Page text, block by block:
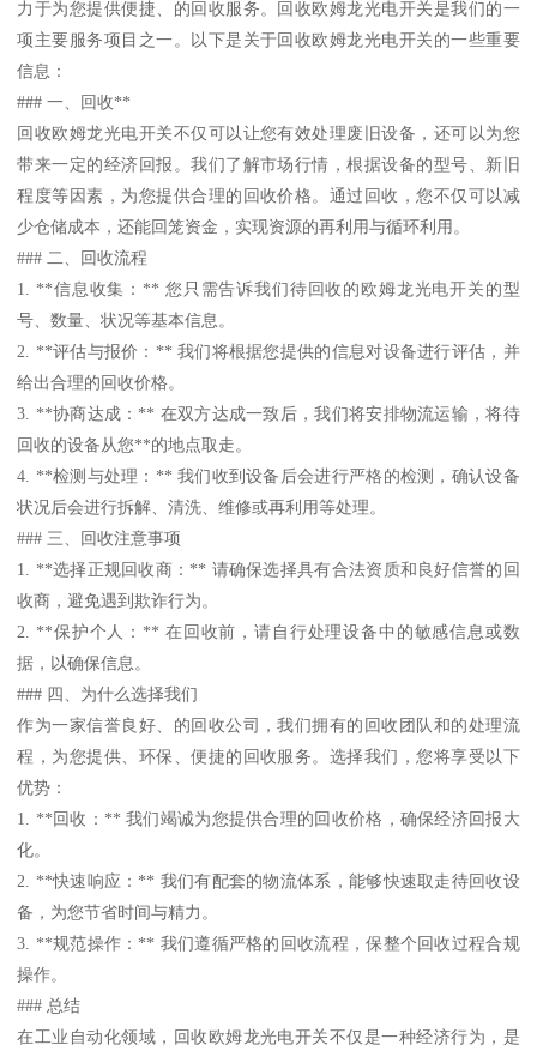
力于为您提供便捷、的回收服务。回收欧姆龙光电开关是我们的一
项主要服务项目之一。以下是关于回收欧姆龙光电开关的一些重要
信息：
### 一、回收**
回收欧姆龙光电开关不仅可以让您有效处理废旧设备，还可以为您
带来一定的经济回报。我们了解市场行情，根据设备的型号、新旧
程度等因素，为您提供合理的回收价格。通过回收，您不仅可以减
少仓储成本，还能回笼资金，实现资源的再利用与循环利用。
### 二、回收流程
1. **信息收集：** 您只需告诉我们待回收的欧姆龙光电开关的型
号、数量、状况等基本信息。
2. **评估与报价：** 我们将根据您提供的信息对设备进行评估，并
给出合理的回收价格。
3. **协商达成：** 在双方达成一致后，我们将安排物流运输，将待
回收的设备从您**的地点取走。
4. **检测与处理：** 我们收到设备后会进行严格的检测，确认设备
状况后会进行拆解、清洗、维修或再利用等处理。
### 三、回收注意事项
1. **选择正规回收商：** 请确保选择具有合法资质和良好信誉的回
收商，避免遇到欺诈行为。
2. **保护个人：** 在回收前，请自行处理设备中的敏感信息或数
据，以确保信息。
### 四、为什么选择我们
作为一家信誉良好、的回收公司，我们拥有的回收团队和的处理流
程，为您提供、环保、便捷的回收服务。选择我们，您将享受以下
优势：
1. **回收：** 我们竭诚为您提供合理的回收价格，确保经济回报大
化。
2. **快速响应：** 我们有配套的物流体系，能够快速取走待回收设
备，为您节省时间与精力。
3. **规范操作：** 我们遵循严格的回收流程，保整个回收过程合规
操作。
### 总结
在工业自动化领域，回收欧姆龙光电开关不仅是一种经济行为，是